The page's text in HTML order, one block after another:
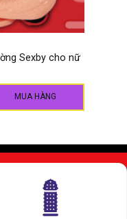
Sexby cho nữ
MUA HÀNG